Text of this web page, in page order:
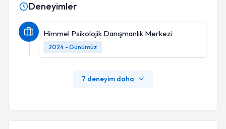
Deneyimler
Himmel Psikolojik Danışmanlık Merkezi
2024 - Günümüz
7 deneyim daha